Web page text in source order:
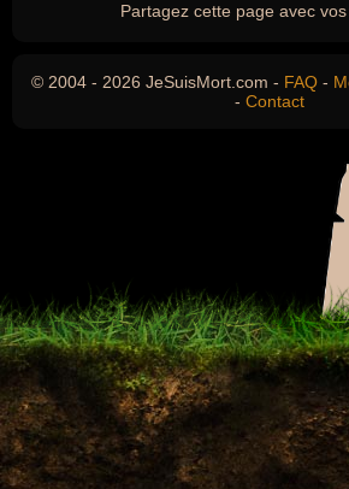
Partagez cette page avec
© 2004 - 2026 JeSuisMort.com - FAQ -
- Contact